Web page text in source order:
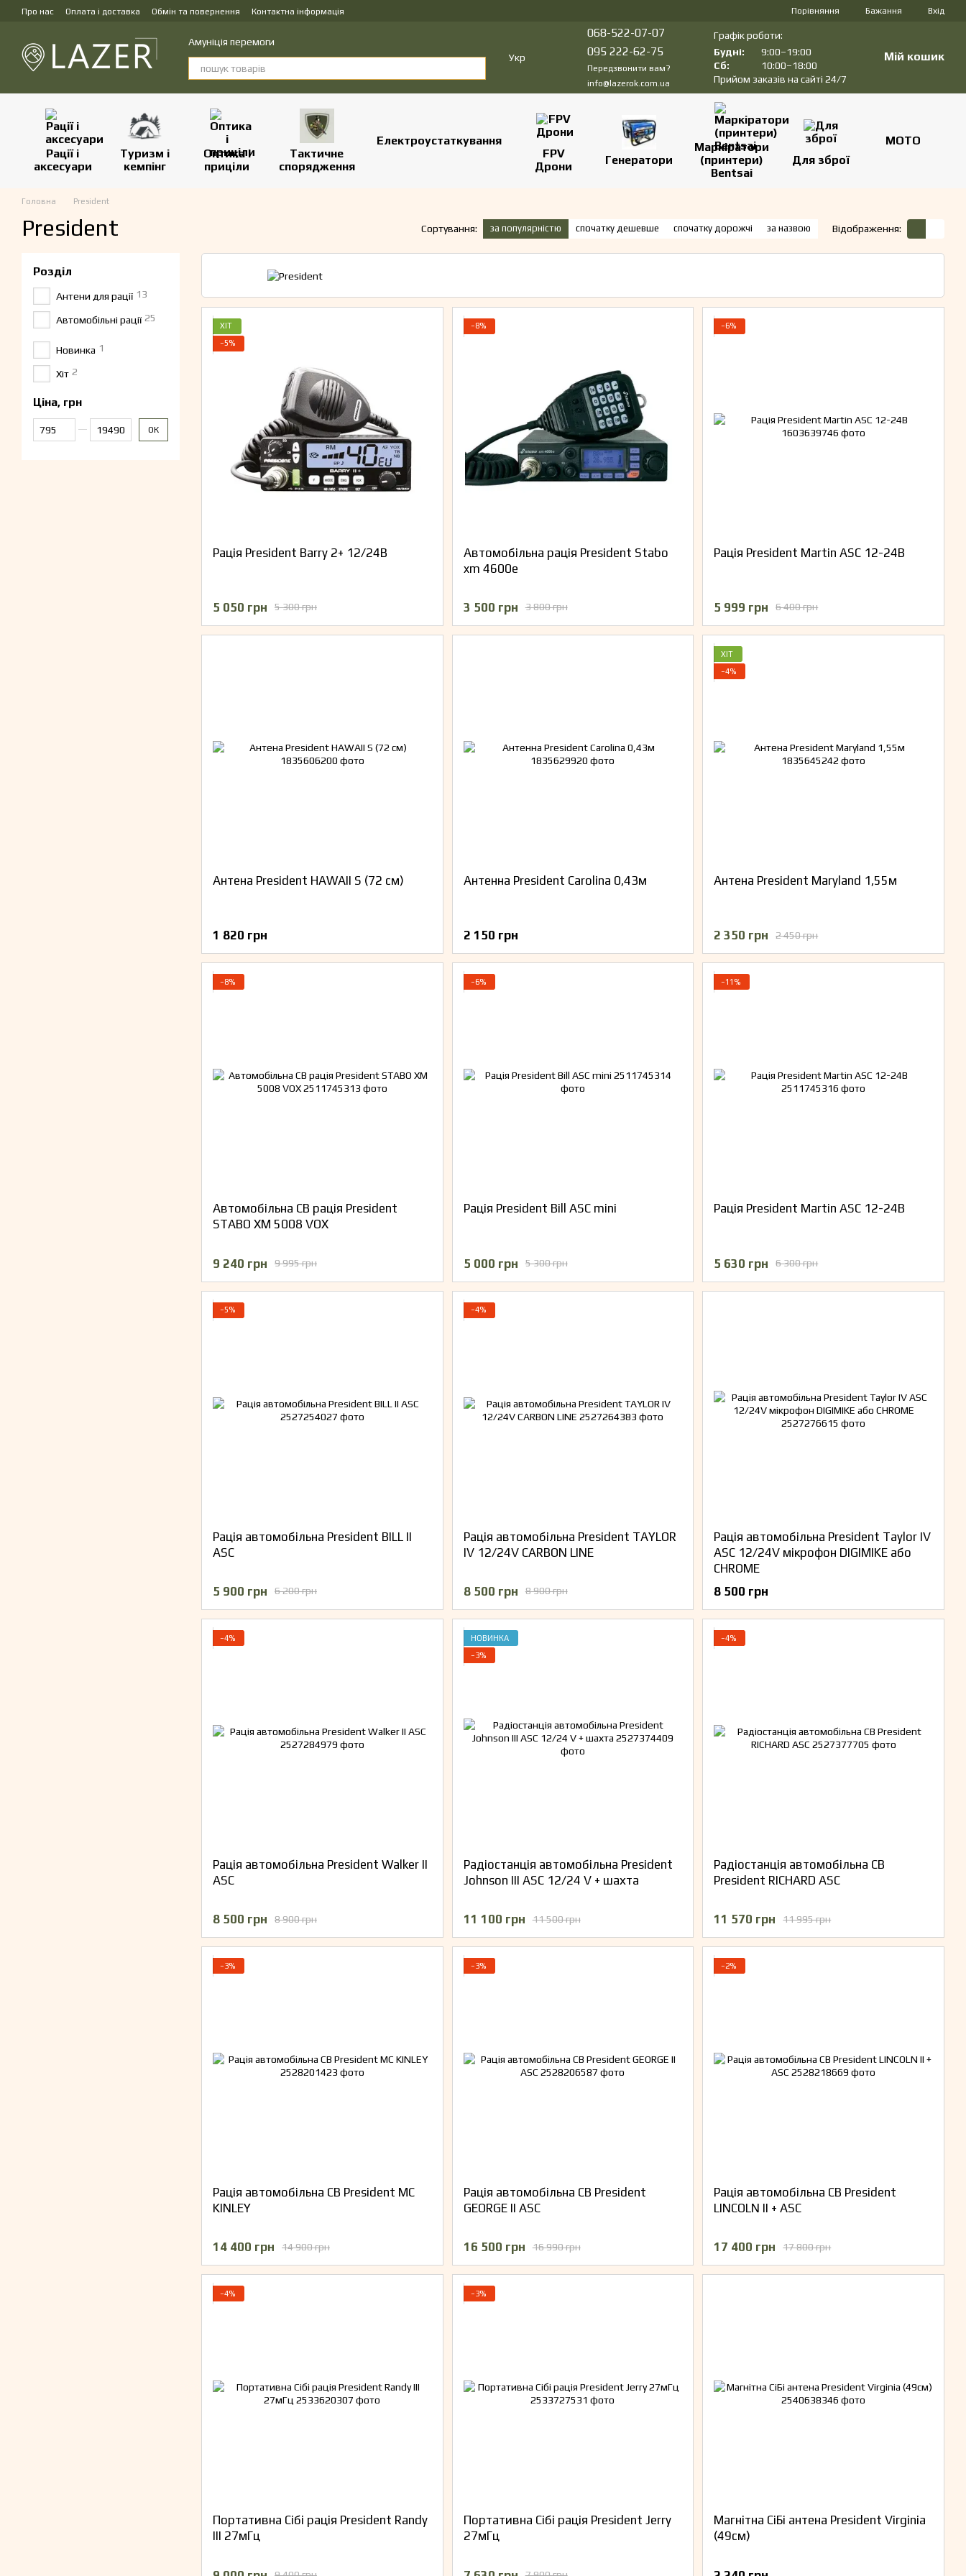
Перейти до основного контенту
Про нас Оплата і доставка Обмін та повернення Контактна інформація Порівняння Бажання Вхід
Амуніція перемоги
Укр
068-522-07-07
095 222-62-75
Передзвонити вам?
info@lazerok.com.ua
Графік роботи:
Будні:
9:00–19:00
Сб:
10:00–18:00
Прийом заказів на сайті 24/7
Мій кошик
Рації і
аксесуари
Туризм і
кемпінг
Оптика і
приціли
Тактичне
спорядження
Електроустаткування
FPV
Дрони
Генератори
Маркіратори
(принтери)
Bentsai
Для зброї
МОТО
Головна President
President Сортування: за популярністю спочатку дешевше спочатку дорожчі за назвою Відображення:
ХІТ
−5%
Рація President Barry 2+ 12/24В
5 300 грн
5 050 грн
−8%
Автомобільна рація President Stabo
xm 4600e
3 800 грн
3 500 грн
−6%
Рація President Martin ASC 12-24В
6 400 грн
5 999 грн
Антена President HAWAII S (72 см)
1 820 грн
Антенна President Carolina 0,43м
2 150 грн
ХІТ
−4%
Антена President Maryland 1,55м
2 450 грн
2 350 грн
−8%
Автомобільна СВ рація President
STABO XM 5008 VOX
9 995 грн
9 240 грн
−6%
Рація President Bill ASC mini
5 300 грн
5 000 грн
−11%
Рація President Martin ASC 12-24В
6 300 грн
5 630 грн
−5%
Рація автомобільна President BILL II
ASC
6 200 грн
5 900 грн
−4%
Рація автомобільна President TAYLOR
IV 12/24V СARBON LINE
8 900 грн
8 500 грн
Рація автомобільна President Taylor IV
ASC 12/24V мікрофон DIGIMIKE або
CHROME
8 500 грн
−4%
Рація автомобільна President Walker II
ASC
8 900 грн
8 500 грн
НОВИНКА
−3%
Радіостанція автомобільна President
Johnson III ASC 12/24 V + шахта
11 500 грн
11 100 грн
−4%
Радіостанція автомобільна CB
President RICHARD ASC
11 995 грн
11 570 грн
−3%
Рація автомобільна CB President MC
KINLEY
14 900 грн
14 400 грн
−3%
Рація автомобільна CB President
GEORGE II ASC
16 990 грн
16 500 грн
−2%
Рація автомобільна CB President
LINCOLN II + ASC
17 800 грн
17 400 грн
−4%
Портативна Сібі рація President Randy
III 27мГц
−3%
Портативна Сібі рація President Jerry
27мГц
Магнітна СіБі антена President Virginia
(49см)
Розділ
Антени для рації 13
Автомобільні рації 25
Новинка 1
Хіт 2
Ціна, грн
ОК